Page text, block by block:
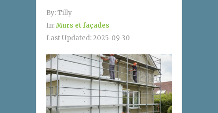
By:Tilly
In:Murs et façades
Last Updated:2025-09-30